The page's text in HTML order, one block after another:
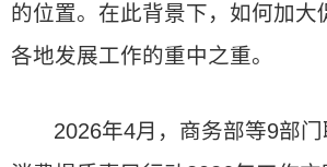
的位置。在此背景下，如何加大
各地发展工作的重中之重。
2026年4月，商务部等9部